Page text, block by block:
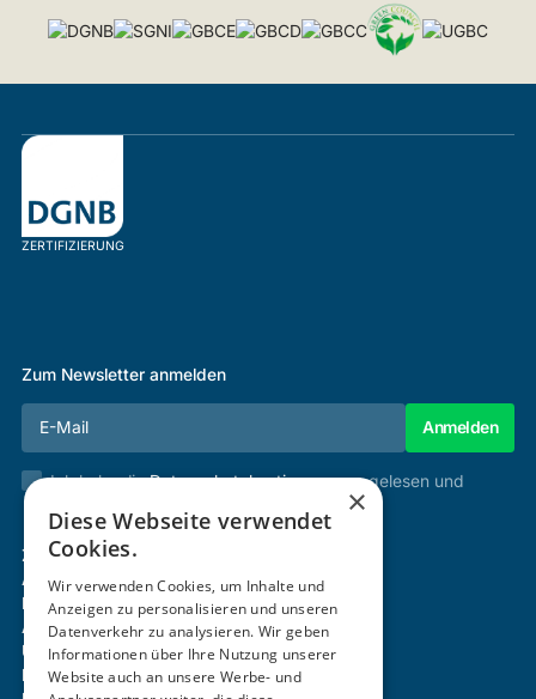
ZERTIFIZIERUNG
Zum Newsletter anmelden
Ich habe dieDatenschutzbestimmungengelesen und
Zertifizierung & Verifikation
Akademie
Mitgliedschaft
Aktivitäten
Über uns
Login
×
Diese Webseite verwendet
Cookies.
Wir verwenden Cookies, um Inhalte und
Anzeigen zu personalisieren und unseren
Datenverkehr zu analysieren. Wir geben
Informationen über Ihre Nutzung unserer
Website auch an unsere Werbe- und